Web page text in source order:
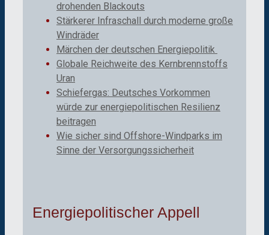
drohenden Blackouts
Stärkerer Infraschall durch moderne große
Windräder
Märchen der deutschen Energiepolitik
Globale Reichweite des Kernbrennstoffs
Uran
Schiefergas: Deutsches Vorkommen
würde zur energiepolitischen Resilienz
beitragen
Wie sicher sind Offshore-Windparks im
Sinne der Versorgungssicherheit
Energiepolitischer Appell